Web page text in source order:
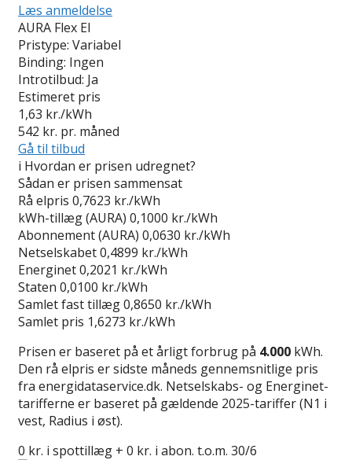
Læs anmeldelse
AURA Flex El
Pristype: Variabel
Binding: Ingen
Introtilbud: Ja
Estimeret pris
1,63 kr./kWh
542 kr. pr. måned
Gå til tilbud
i Hvordan er prisen udregnet?
Sådan er prisen sammensat
Rå elpris 0,7623 kr./kWh
kWh-tillæg (AURA) 0,1000 kr./kWh
Abonnement (AURA) 0,0630 kr./kWh
Netselskabet0,4899 kr./kWh
Energinet0,2021 kr./kWh
Staten 0,0100 kr./kWh
Samlet fast tillæg0,8650 kr./kWh
Samlet pris 1,6273 kr./kWh
Prisen er baseret på et årligt forbrug på 4.000 kWh.
Den rå elpris er sidste måneds gennemsnitlige pris
fra energidataservice.dk. Netselskabs- og Energinet-
tarifferne er baseret på gældende 2025-tariffer (N1 i
vest, Radius i øst).
0 kr. i spottillæg + 0 kr. i abon. t.o.m. 30/6